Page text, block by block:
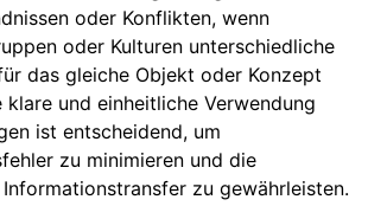
oder Konflikten, wenn
oder Kulturen unterschiedliche
das gleiche Objekt oder Konzept
klare und einheitliche Verwendung
ist entscheidend, um
zu minimieren und die
zu gewährleisten.